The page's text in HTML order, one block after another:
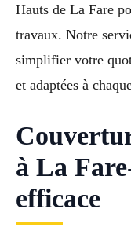
Hauts de La Fare
travaux. Notre
simplifier votre
et adaptées à
à La
efficace